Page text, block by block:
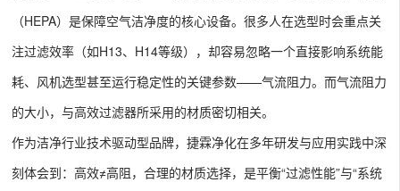
（HEPA）是保障空气洁净度的核心设备。很多人在选型时会重点关
注过滤效率（如H13、H14等级），却容易忽略一个直接影响系统能
耗、风机选型甚至运行稳定性的关键参数——气流阻力。而气流阻力
的大小，与高效过滤器所采用的材质密切相关。
作为洁净行业技术驱动型品牌，捷霖净化在多年研发与应用实践中深
刻体会到：高效≠高阻，合理的材质选择，是平衡“过滤性能”与“系统